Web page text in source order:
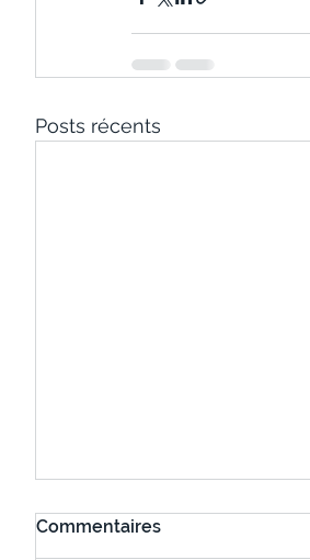
Posts récents
Commentaires